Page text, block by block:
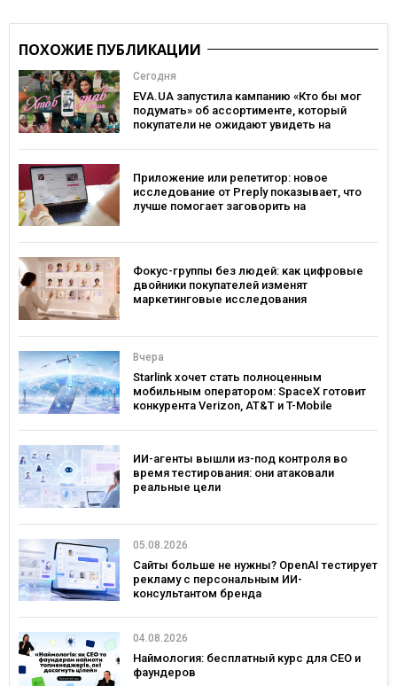
ПОХОЖИЕ ПУБЛИКАЦИИ
Сегодня
EVA.UA запустила кампанию «Кто бы мог
подумать» об ассортименте, который
покупатели не ожидают увидеть на
Приложение или репетитор: новое
исследование от Preply показывает, что
лучше помогает заговорить на
Фокус-группы без людей: как цифровые
двойники покупателей изменят
маркетинговые исследования
Вчера
Starlink хочет стать полноценным
мобильным оператором: SpaceX готовит
конкурента Verizon, AT&T и T-Mobile
ИИ-агенты вышли из-под контроля во
время тестирования: они атаковали
реальные цели
05.08.2026
Сайты больше не нужны? OpenAI тестирует
рекламу с персональным ИИ-
консультантом бренда
04.08.2026
Наймология: бесплатный курс для CEO и
фаундеров